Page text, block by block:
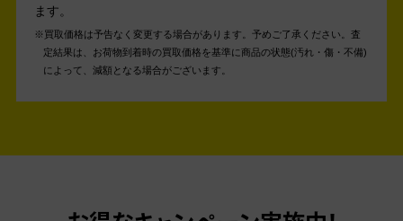
ます。
買取価格は予告なく変更する場合があります。予めご了承ください。 査
定結果は、お荷物到着時の買取価格を基準に商品の状態(汚れ・傷・不備)
によって、減額となる場合がございます。